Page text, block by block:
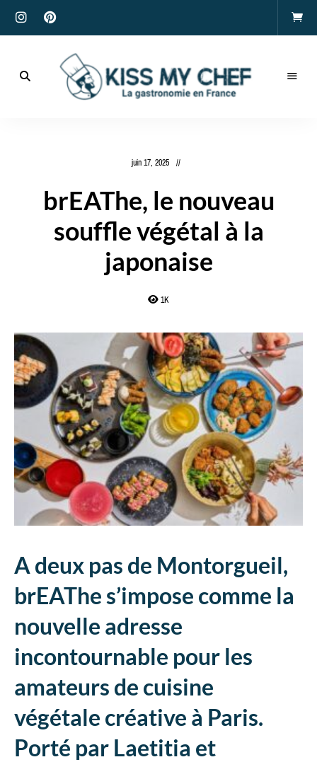
juin 17, 2025
brEAThe, le nouveau
souffle végétal à la
japonaise
1K
Adeux pas de Montorgueil,
brEAThe s’impose comme la
nouvelle adresse
incontournable pour les
amateurs de cuisine
végétale créative à Paris.
Porté par Laetitia et